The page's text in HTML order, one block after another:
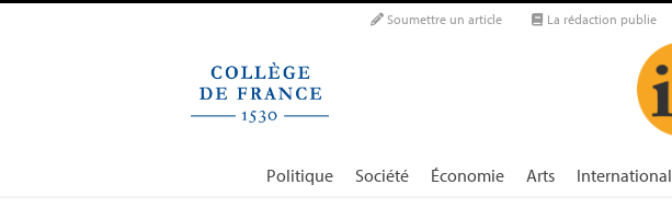
Soumettre un article La rédaction publie
Politique Société Économie Arts International